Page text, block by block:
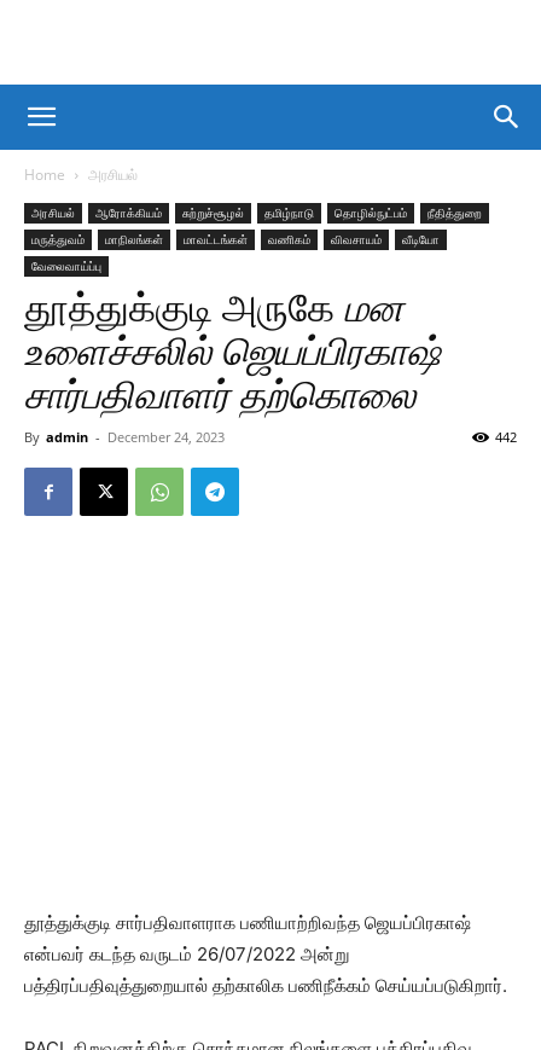
Home அரசியல்
அரசியல் ஆரோக்கியம் சுற்றுச்சூழல் தமிழ்நாடு தொழில்நுட்பம்
நீதித்துறை
மருத்துவம்
மாநிலங்கள் மாவட்டங்கள் வணிகம் விவசாயம்
வீடியோ
வேலைவாய்ப்பு
தூத்துக்குடி அருகே மன
உளைச்சலில் ஜெயப்பிரகாஷ்
சார்பதிவாளர் தற்கொலை
By admin - December 24, 2023 442
தூத்துக்குடி சார்பதிவாளராக பணியாற்றிவந்த ஜெயப்பிரகாஷ்
என்பவர் கடந்த வருடம் 26/07/2022 அன்று
பத்திரப்பதிவுத்துறையால் தற்காலிக பணிநீக்கம் செய்யப்படுகிறார்.